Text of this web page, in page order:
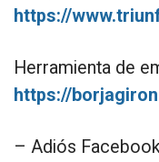
https://
Herramienta de
https://
– Adiós